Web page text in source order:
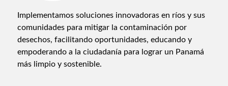
Implementamos soluciones innovadoras en ríos y sus
comunidades para mitigar la contaminación por
desechos, facilitando oportunidades, educando y
empoderando a la ciudadanía para lograr un Panamá
más limpio y sostenible.